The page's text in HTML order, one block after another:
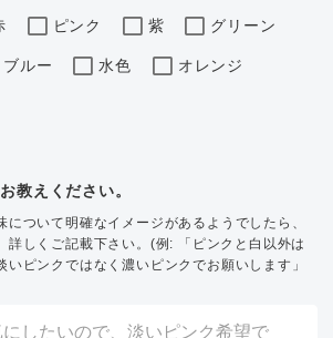
ピンク 紫 グリーン
ブルー 水色 オレンジ
教えください。
について明確なイメージがあるようでしたら、
詳しくご記載下さい。(例: 「ピンクと白以外は
いピンクではなく濃いピンクでお願いします」